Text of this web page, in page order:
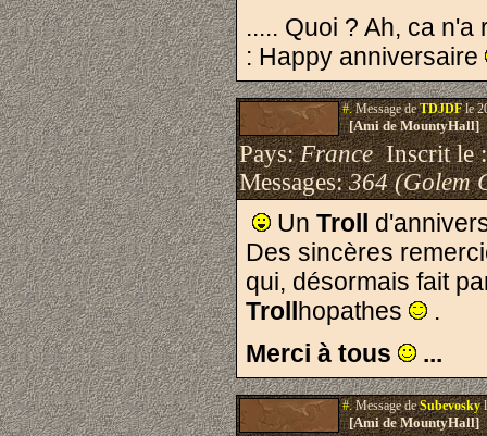
..... Quoi ? Ah, ca
: Happy anniversaire
#.Message deTDJDFle
[Ami de MountyHall]
Pays:FranceInscrit le
Messages:364 (Golem
Un Troll
Des sincères
qui, désormais fait
Trollhopathes
.
Merci à tous
...
#.Message deSubevosky
[Ami de MountyHall]